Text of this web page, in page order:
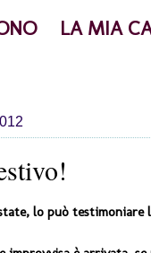
LA MIA
lo può testimoniare